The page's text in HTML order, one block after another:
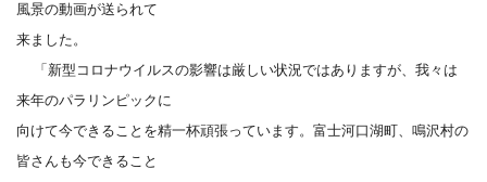
風景の動画が送られて
来ました。
「新型コロナウイルスの影響は厳しい状況ではありますが、我々は
来年のパラリンピックに
向けて今できることを精一杯頑張っています。富士河口湖町、鳴沢村の
皆さんも今できること